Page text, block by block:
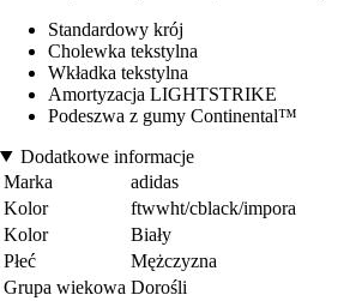
Standardowy krój
Cholewka tekstylna
Wkładka tekstylna
Amortyzacja LIGHTSTRIKE
Podeszwa z gumy Continental™
Dodatkowe informacje
Marka
adidas
Kolor
ftwwht/cblack/impora
Kolor
Biały
Płeć
Mężczyzna
Grupa wiekowa Dorośli